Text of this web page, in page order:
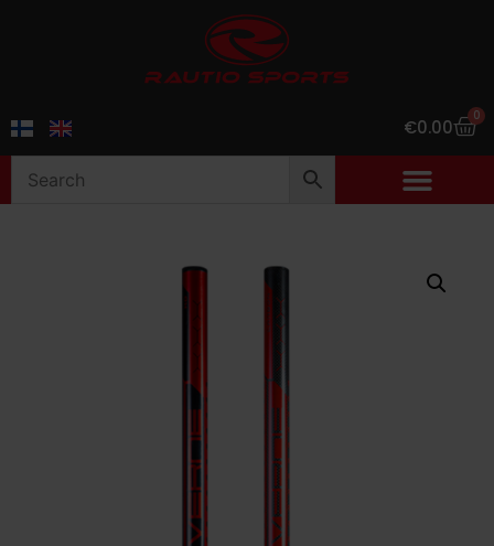
€0.00 0